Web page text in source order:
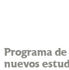
Programa
nuevos